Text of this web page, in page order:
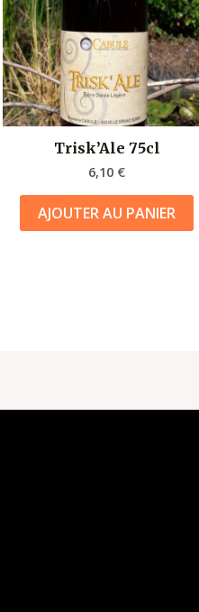
Trisk’Ale 75cl
6,10 €
AJOUTER AU PANIER